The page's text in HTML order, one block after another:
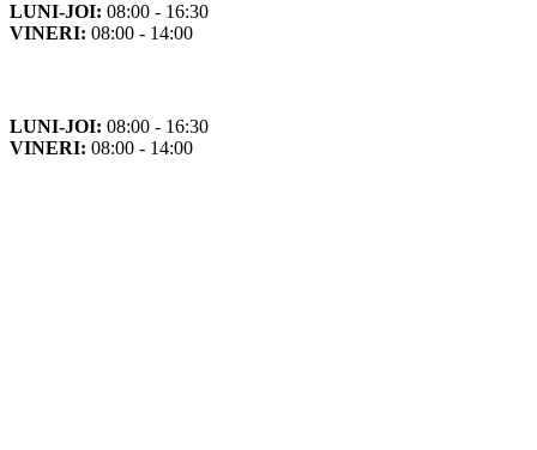
LUNI-JOI: 08:00 - 16:30
VINERI: 08:00 - 14:00
LUNI-JOI: 08:00 - 16:30
VINERI: 08:00 - 14:00